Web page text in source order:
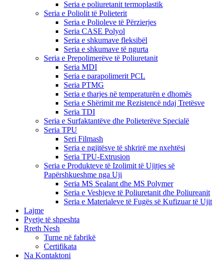
Seria e poliuretanit termoplastik
Seria e Poliolit të Polieterit
Seria e Polioleve të Përzierjes
Seria CASE Polyol
Seria e shkumave fleksibël
Seria e shkumave të ngurta
Seria e Prepolimerëve të Poliuretanit
Seria MDI
Seria e parapolimerit PCL
Seria PTMG
Seria e tharjes në temperaturën e dhomës
Seria e Shërimit me Rezistencë ndaj Tretësve
Seria TDI
Seria e Surfaktantëve dhe Polieterëve Specialë
Seria TPU
Seri Filmash
Seria e ngjitësve të shkrirë me nxehtësi
Seria TPU-Extrusion
Seria e Produkteve të Izolimit të Ujitjes së
Papërshkueshme nga Uji
Seria MS Sealant dhe MS Polymer
Seria e Veshjeve të Poliuretanit dhe Poliureanit
Seria e Materialeve të Fugës së Kufizuar të Ujit
Lajme
Pyetje të shpeshta
Rreth Nesh
Turne në fabrikë
Certifikata
Na Kontaktoni